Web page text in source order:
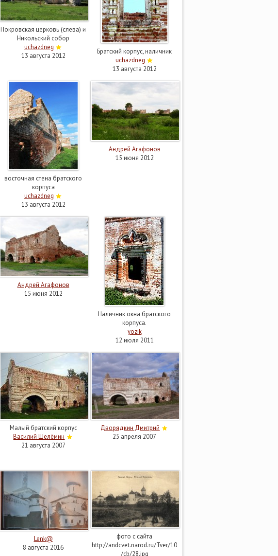
Покровская церковь (слева) и
Никольский собор
uchazdneg
13 августа 2012
Братский корпус, наличник
uchazdneg
13 августа 2012
восточная стена братского
корпуса
uchazdneg
13 августа 2012
Андрей Агафонов
15 июня 2012
Андрей Агафонов
15 июня 2012
Наличник окна братского
корпуса.
yozik
12 июля 2011
Малый братский корпус
Василий Шелёмин
21 августа 2007
Дворядкин Дмитрий
25 апреля 2007
Lenk@
8 августа 2016
фото с сайта
http://andcvet.narod.ru/Tver/10
/cb/28.jpg